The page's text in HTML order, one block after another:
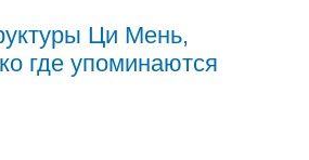
Ци Мень,
где упоминаются